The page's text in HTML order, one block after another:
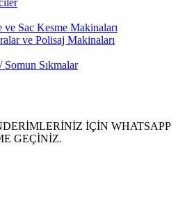
ve Sac Kesme Makinaları
ve Polisaj Makinaları
Somun Sıkmalar
İÇİN WHATSAPP
GEÇİNİZ.